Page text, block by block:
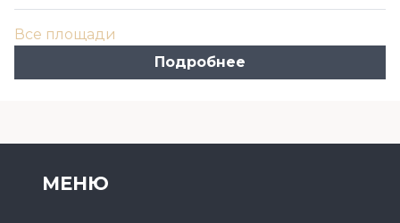
Все площади
Подробнее
МЕНЮ